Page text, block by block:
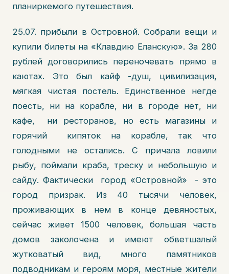
планиркемого путешествия.
25.07. прибыли в Островной. Собрали вещи и
купили билеты на «Клавдию Еланскую». За 280
рублей договорились переночевать прямо в
каютах. Это был кайф -душ, цивилизация,
мягкая чистая постель. Единственное негде
поесть, ни на корабле, ни в городе нет, ни
кафе, ни ресторанов, но есть магазины и
горячий кипяток на корабле, так что
голодными не остались. С причала ловили
рыбу, поймали краба, треску и небольшую и
сайду. Фактически город «Островной» - это
город призрак. Из 40 тысячи человек,
проживающих в нем в конце девяностых,
сейчас живет 1500 человек, большая часть
домов заколочена и имеют обветшалый
жутковатый вид, много памятников
подводникам и героям моря, местные жители